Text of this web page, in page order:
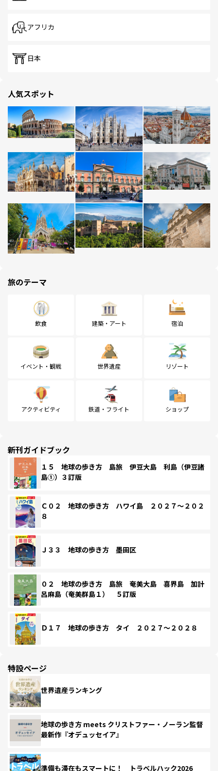
アフリカ
日本
人気スポット
旅のテーマ
飲食 建築・アート 宿泊
イベント・観戦 世界遺産 リゾート
アクティビティ 鉄道・フライト ショップ
新刊ガイドブック
１５ 地球の歩き方 島旅 伊豆大島 利島（伊豆諸
島①）３訂版
Ｃ０２ 地球の歩き方 ハワイ島 ２０２７～２０２
８
Ｊ３３ 地球の歩き方 墨田区
０２ 地球の歩き方 島旅 奄美大島 喜界島 加計
呂麻島（奄美群島１） ５訂版
Ｄ１７ 地球の歩き方 タイ ２０２７～２０２８
特設ページ
世界遺産ランキング
地球の歩き方 meets クリストファー・ノーラン監督
最新作『オデュッセイア』
準備も滞在もスマートに！ トラベルハック2026